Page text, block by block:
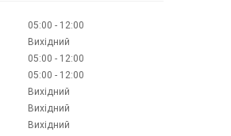
05:00
12:00
Вихідний
05:00
12:00
05:00
12:00
Вихідний
Вихідний
Вихідний